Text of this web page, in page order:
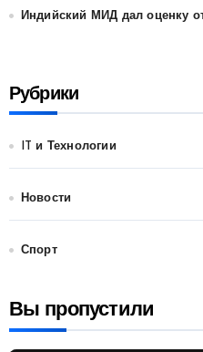
Индийский МИД дал оценку
Рубрики
IT и Технологии
Новости
Спорт
Вы пропустили